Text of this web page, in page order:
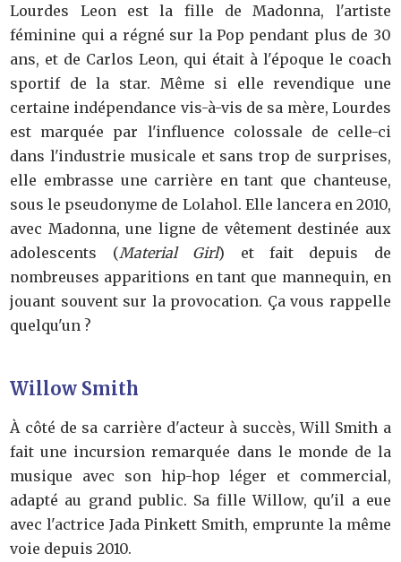
Lourdes Leon est la fille de Madonna, l'artiste
féminine qui a régné sur la Pop pendant plus de 30
ans, et de Carlos Leon, qui était à l'époque le coach
sportif de la star. Même si elle revendique une
certaine indépendance vis-à-vis de sa mère, Lourdes
est marquée par l'influence colossale de celle-ci
dans l'industrie musicale et sans trop de surprises,
elle embrasse une carrière en tant que chanteuse,
sous le pseudonyme de Lolahol. Elle lancera en 2010,
avec Madonna, une ligne de vêtement destinée aux
adolescents (Material Girl) et fait depuis de
nombreuses apparitions en tant que mannequin, en
jouant souvent sur la provocation. Ça vous rappelle
quelqu'un ?
Willow Smith
À côté de sa carrière d'acteur à succès, Will Smith a
fait une incursion remarquée dans le monde de la
musique avec son hip-hop léger et commercial,
adapté au grand public. Sa fille Willow, qu'il a eue
avec l'actrice Jada Pinkett Smith, emprunte la même
voie depuis 2010.